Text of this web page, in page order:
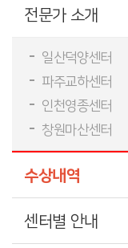
전문가 소개
일산덕양센터
파주교하센터
인천영종센터
창원마산센터
수상내역
센터별 안내